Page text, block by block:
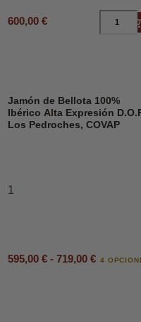
600,00 €
Jamón de Bellota 100%
Ibérico Alta Expresión
Los Pedroches, COVAP
1
595,00 € - 719,00 € 4